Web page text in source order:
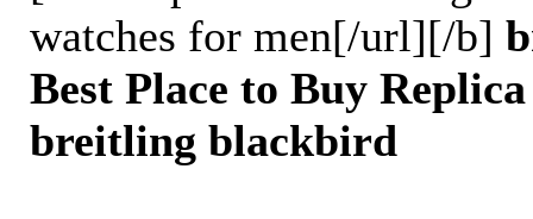
watches for men[/url][/b]
Best Place to Buy
breitling blackbird